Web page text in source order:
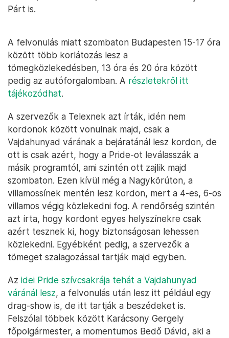
Párt is.
A felvonulás miatt szombaton Budapesten 15-17 óra
között több korlátozás lesz a
tömegközlekedésben, 13 óra és 20 óra között
pedig az autóforgalomban. A részletekről itt
tájékozódhat.
A szervezők a Telexnek azt írták, idén nem
kordonok között vonulnak majd, csak a
Vajdahunyad várának a bejáratánál lesz kordon, de
ott is csak azért, hogy a Pride-ot leválasszák a
másik programtól, ami szintén ott zajlik majd
szombaton. Ezen kívül még a Nagykörúton, a
villamossínek mentén lesz kordon, mert a 4-es, 6-os
villamos végig közlekedni fog. A rendőrség szintén
azt írta, hogy kordont egyes helyszínekre csak
azért tesznek ki, hogy biztonságosan lehessen
közlekedni. Egyébként pedig, a szervezők a
tömeget szalagozással tartják majd egyben.
Az idei Pride szívcsakrája tehát a Vajdahunyad
váránál lesz, a felvonulás után lesz itt például egy
drag-show is, de itt tartják a beszédeket is.
Felszólal többek között Karácsony Gergely
főpolgármester, a momentumos Bedő Dávid, aki a